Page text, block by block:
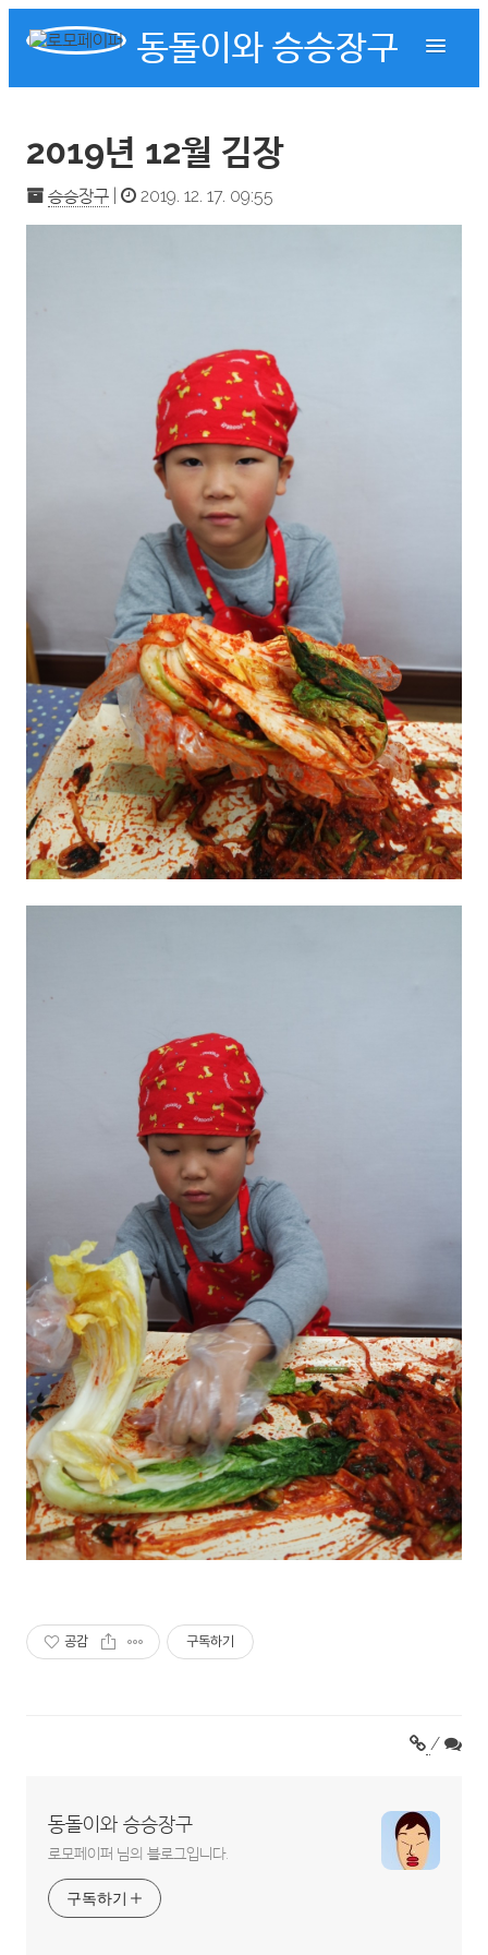
동돌이와 승승장구
2019년 12월 김장
승승장구 2019. 12. 17. 09:55
공감 구독하기
/
동돌이와 승승장구
로모페이퍼 님의 블로그입니다.
구독하기